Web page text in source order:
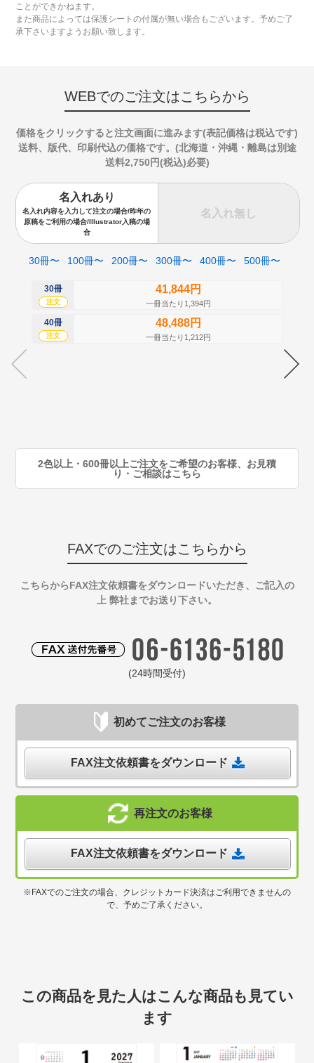
ことができかねます。
また商品によっては保護シートの付属が無い場合もございます。予めご了
承下さいますようお願い致します。
WEBでのご注文はこちらから
価格をクリックすると注文画面に進みます(表記価格は税込です)
送料、版代、印刷代込の価格です。(北海道・沖縄・離島は別途
送料2,750円(税込)必要)
名入れあり
名入れ内容を入力して注文の場合/昨年の
原稿をご利用の場合/Illustrator入稿の場
合
名入れ無し
30冊〜 100冊〜 200冊〜 300冊〜 400冊〜 500冊〜
30冊
注文
41,844円
一冊当たり1,394円
40冊
注文
48,488円
一冊当たり1,212円
2色以上・600冊以上ご注文をご希望のお客様、お見積
り・ご相談はこちら
FAXでのご注文はこちらから
こちらからFAX注文依頼書をダウンロードいただき、ご記入の
上 弊社までお送り下さい。
(24時間受付)
初めてご注文のお客様
FAX注文依頼書をダウンロード
再注文のお客様
FAX注文依頼書をダウンロード
※FAXでのご注文の場合、クレジットカード決済はご利用できませんの
で、予めご了承ください。
この商品を見た人はこんな商品も見てい
ます